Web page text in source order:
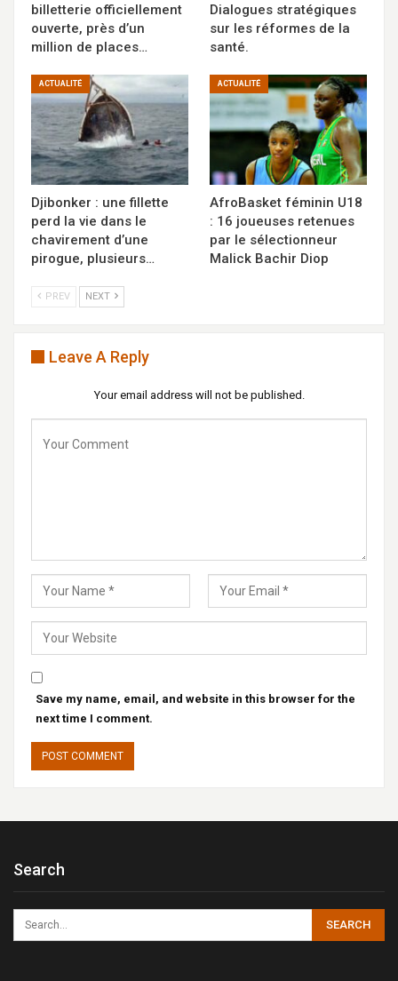
billetterie officiellement
ouverte, près d’un
million de places…
Dialogues stratégiques
sur les réformes de la
santé.
ACTUALITÉ
Djibonker : une fillette
perd la vie dans le
chavirement d’une
pirogue, plusieurs…
ACTUALITÉ
AfroBasket féminin U18
: 16 joueuses retenues
par le sélectionneur
Malick Bachir Diop
PREV NEXT
Leave A Reply
Your email address will not be published.
Save my name, email, and website in this browser for the
next time I comment.
Search